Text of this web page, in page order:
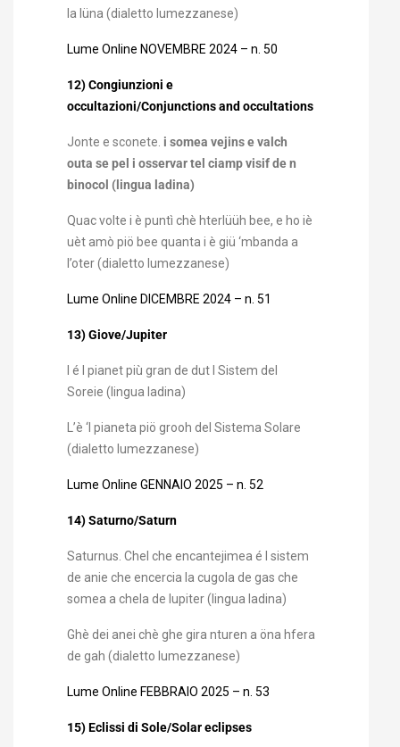
la lüna (dialetto lumezzanese)
Lume Online NOVEMBRE 2024 – n. 50
12) Congiunzioni e
occultazioni/Conjunctions and occultations
Jonte e sconete. i somea vejins e valch
outa se pel i osservar tel ciamp visif de n
binocol (lingua ladina)
Quac volte i è puntì chè hterlüüh bee, e ho iè
uèt amò piö bee quanta i è giü ‘mbanda a
l’oter (dialetto lumezzanese)
Lume Online DICEMBRE 2024 – n. 51
13) Giove/Jupiter
l é l pianet più gran de dut l Sistem del
Soreie (lingua ladina)
L’è ‘l pianeta piö grooh del Sistema Solare
(dialetto lumezzanese)
Lume Online GENNAIO 2025 – n. 52
14) Saturno/Saturn
Saturnus. Chel che encantejimea é l sistem
de anie che encercia la cugola de gas che
somea a chela de Iupiter (lingua ladina)
Ghè dei anei chè ghe gira nturen a öna hfera
de gah (dialetto lumezzanese)
Lume Online FEBBRAIO 2025 – n. 53
15) Eclissi di Sole/Solar eclipses